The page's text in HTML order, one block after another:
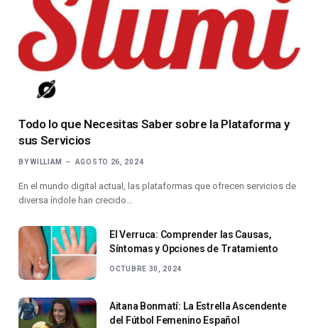
Todo lo que Necesitas Saber sobre la Plataforma y
sus Servicios
BY WILLIAM AGOSTO 26, 2024
En el mundo digital actual, las plataformas que ofrecen servicios de
diversa índole han crecido…
El Verruca: Comprender las Causas,
Síntomas y Opciones de Tratamiento
OCTUBRE 30, 2024
Aitana Bonmatí: La Estrella Ascendente
del Fútbol Femenino Español